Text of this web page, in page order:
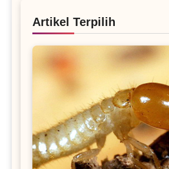
Artikel Terpilih